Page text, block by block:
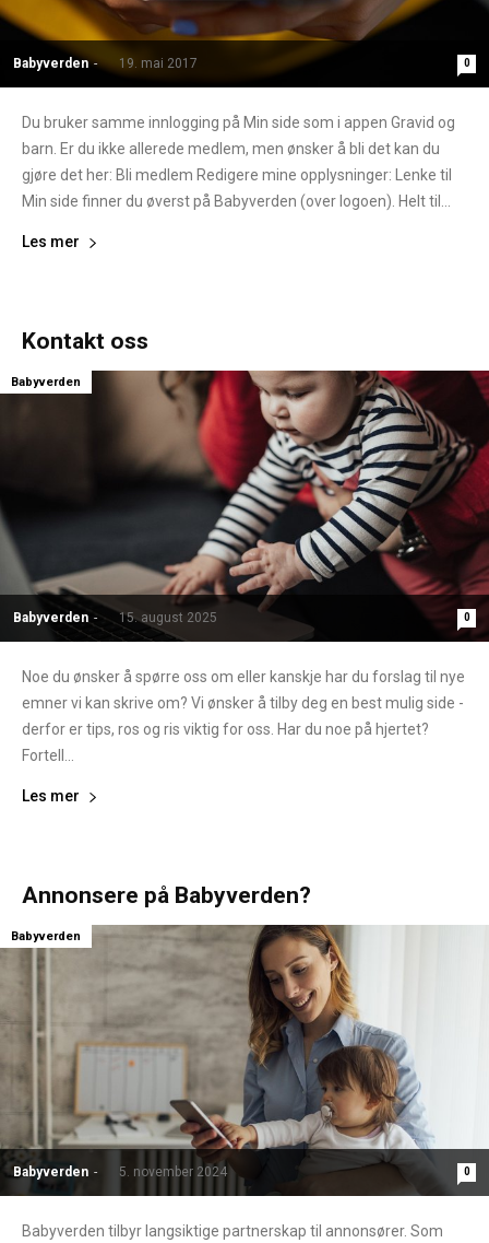
Babyverden - 19. mai 2017 0
Du bruker samme innlogging på Min side som i appen Gravid og
barn. Er du ikke allerede medlem, men ønsker å bli det kan du
gjøre det her: Bli medlem Redigere mine opplysninger: Lenke til
Min side finner du øverst på Babyverden (over logoen). Helt til...
Les mer
Kontakt oss
Babyverden - 15. august 2025 0
Babyverden
Noe du ønsker å spørre oss om eller kanskje har du forslag til nye
emner vi kan skrive om? Vi ønsker å tilby deg en best mulig side -
derfor er tips, ros og ris viktig for oss. Har du noe på hjertet?
Fortell...
Les mer
Annonsere på Babyverden?
Babyverden - 5. november 2024 0
Babyverden
Babyverden tilbyr langsiktige partnerskap til annonsører. Som